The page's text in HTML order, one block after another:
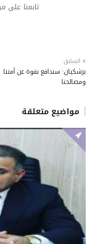
تابعنا على
السابق
بزشكيان: سندافع بقوة عن أمننا
ومصالحنا
مواضيع متعلقة